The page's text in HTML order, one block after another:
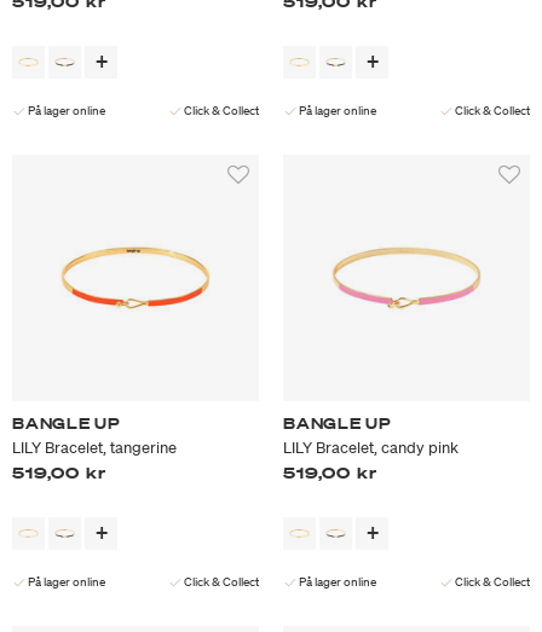
På lager online Click & Collect På lager online Click & Collect
BANGLE UP
LILY Bracelet, tangerine
519,00 kr
På lager online Click & Collect
BANGLE UP
LILY Bracelet, candy pink
519,00 kr
På lager online Click & Collect